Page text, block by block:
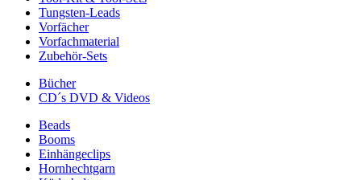
Tungsten-Leads
Vorfächer
Vorfachmaterial
Zubehör-Sets
Bücher
CD´s DVD & Videos
Beads
Booms
Einhängeclips
Hornhechtgarn